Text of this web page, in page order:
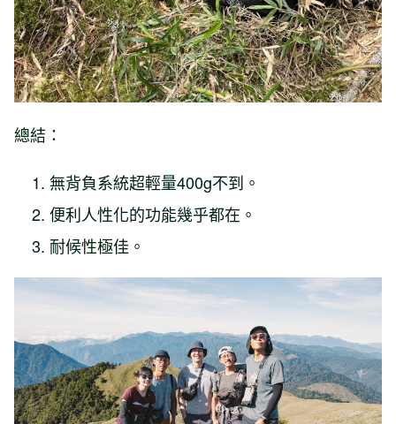
總結：
無背負系統超輕量400g不到。
便利人性化的功能幾乎都在。
耐候性極佳。